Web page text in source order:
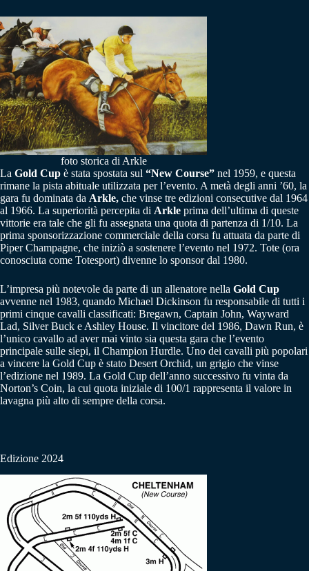
foto storica di Arkle
La Gold Cup è stata spostata sul “New Course” nel 1959, e questa
rimane la pista abituale utilizzata per l’evento. A metà degli anni ’60, la
gara fu dominata da Arkle, che vinse tre edizioni consecutive dal 1964
al 1966. La superiorità percepita di Arkle prima dell’ultima di queste
vittorie era tale che gli fu assegnata una quota di partenza di 1/10. La
prima sponsorizzazione commerciale della corsa fu attuata da parte di
Piper Champagne, che iniziò a sostenere l’evento nel 1972. Tote (ora
conosciuta come Totesport) divenne lo sponsor dal 1980.
L’impresa più notevole da parte di un allenatore nella Gold Cup
avvenne nel 1983, quando Michael Dickinson fu responsabile di tutti i
primi cinque cavalli classificati: Bregawn, Captain John, Wayward
Lad, Silver Buck e Ashley House. Il vincitore del 1986, Dawn Run, è
l’unico cavallo ad aver mai vinto sia questa gara che l’evento
principale sulle siepi, il Champion Hurdle. Uno dei cavalli più popolari
a vincere la Gold Cup è stato Desert Orchid, un grigio che vinse
l’edizione nel 1989. La Gold Cup dell’anno successivo fu vinta da
Norton’s Coin, la cui quota iniziale di 100/1 rappresenta il valore in
lavagna più alto di sempre della corsa.
Edizione 2024